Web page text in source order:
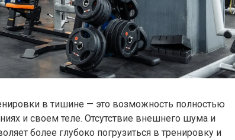
в тишине — это возможность полностью
и своем теле. Отсутствие внешнего шума и
более глубоко погрузиться в тренировку и